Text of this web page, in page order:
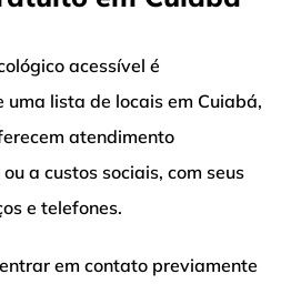
acessível é
uma lista de locais em Cuiabá,
atendimento
a custos sociais, com seus
e telefones.
em contato previamente